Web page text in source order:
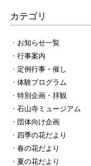
カテゴリ
お知らせ一覧
行事案内
定例行事・催し
体験プログラム
特別企画・拝観
石山寺ミュージアム
団体向け企画
四季の花だより
春の花だより
夏の花だより